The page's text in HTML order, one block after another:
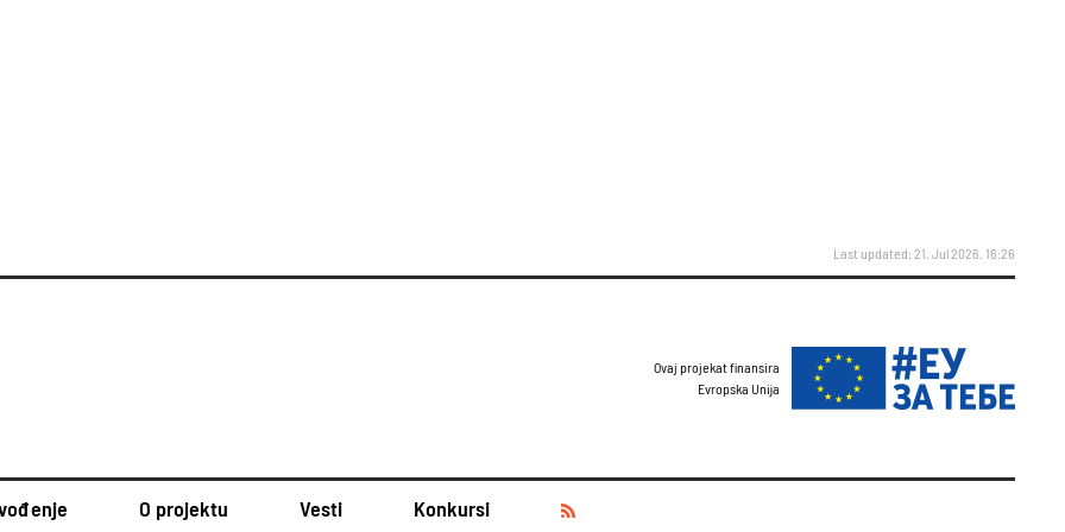
Last updated: 21. Jul 2026. 16:26
Ovaj projekat finansira
Evropska Unija
O projektu Vesti Konkursi